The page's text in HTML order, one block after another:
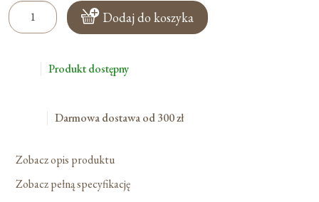
ilość
Stojak
Ręczniczek
Dodaj do koszyka
Produkt dostępny
Darmowa dostawa od 300 zł
Zobacz opis produktu
Zobacz pełną specyfikację